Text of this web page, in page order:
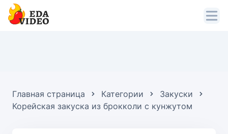
Главная страница Категории
Закуски
Корейская закуска из брокколи с кунжутом